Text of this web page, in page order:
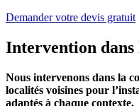
Demander votre devis gratuit
Intervention dans
Nous intervenons dans la
localités voisines pour
adaptés à chaque contexte.